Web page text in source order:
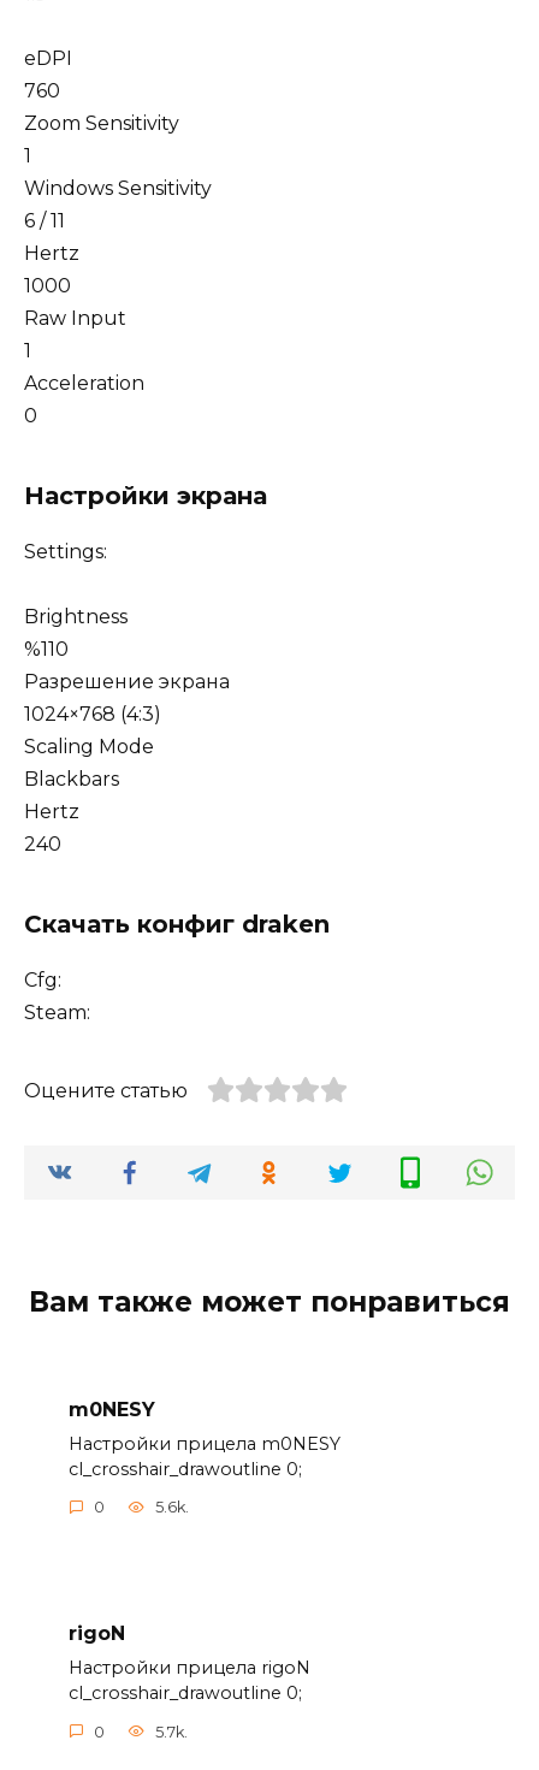
eDPI
760
Zoom Sensitivity
1
Windows Sensitivity
6 / 11
Hertz
1000
Raw Input
1
Acceleration
0
Настройки экрана
Settings:
Brightness
%110
Разрешение экрана
1024×768 (4:3)
Scaling Mode
Blackbars
Hertz
240
Скачать конфиг draken
Cfg:
Steam:
Оцените статью
Вам также может понравиться
m0NESY
Настройки прицела m0NESY
cl_crosshair_drawoutline 0;
0 5.6k.
rigoN
Настройки прицела rigoN
cl_crosshair_drawoutline 0;
0 5.7k.